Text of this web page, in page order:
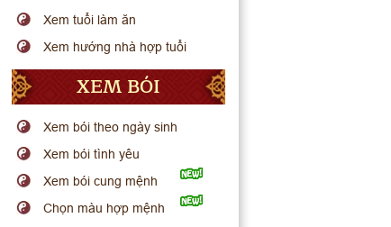
Xem tuổi làm ăn
Xem hướng nhà hợp tuổi
XEM BÓI
Xem bói theo ngày sinh
Xem bói tình yêu
Xem bói cung mệnh
Chọn màu hợp mệnh